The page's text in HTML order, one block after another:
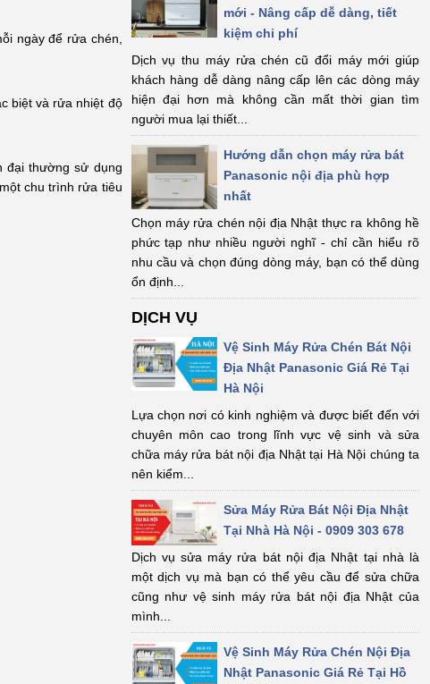
ngày để rửa chén,
biệt và rửa nhiệt độ
đại thường sử dụng
chu trình rửa tiêu
mới - Nâng cấp dễ dàng, tiết
kiệm chi phí
Dịch vụ thu máy rửa chén cũ đổi máy mới giúp
khách hàng dễ dàng nâng cấp lên các dòng máy
hiện đại hơn mà không cần mất thời gian tìm
người mua lại thiết...
Hướng dẫn chọn máy rửa bát
Panasonic nội địa phù hợp
nhất
Chọn máy rửa chén nội địa Nhật thực ra không hề
phức tạp như nhiều người nghĩ - chỉ cần hiểu rõ
nhu cầu và chọn đúng dòng máy, bạn có thể dùng
ổn định...
DỊCH VỤ
Vệ Sinh Máy Rửa Chén Bát Nội
Địa Nhật Panasonic Giá Rẻ Tại
Hà Nội
Lựa chọn nơi có kinh nghiệm và được biết đến với
chuyên môn cao trong lĩnh vực vệ sinh và sửa
chữa máy rửa bát nội địa Nhật tại Hà Nội chúng ta
nên kiểm...
Sửa Máy Rửa Bát Nội Địa Nhật
Tại Nhà Hà Nội - 0909 303 678
Dịch vụ sửa máy rửa bát nội địa Nhật tại nhà là
một dịch vụ mà bạn có thể yêu cầu để sửa chữa
cũng như vệ sinh máy rửa bát nội địa Nhật của
mình...
Vệ Sinh Máy Rửa Chén Nội Địa
Nhật Panasonic Giá Rẻ Tại Hồ